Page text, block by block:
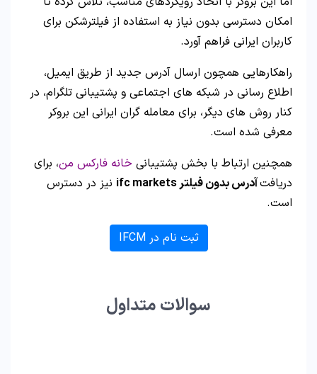
امکان دسترسی بدون نیاز به استفاده از فیلترشکن برای
کاربران ایرانی فراهم آورد.
راهکارهایی همچون ارسال آدرس جدید از طریق ایمیل،
اطلاع رسانی در شبکه های اجتماعی و پشتیبانی تلگرام، در
کنار روش های دیگر، برای معامله گران ایرانی این بروکر
معرفی شده است.
همچنین ارتباط با بخش پشتیبانی خانه فارکس من، برای
دریافتآدرس بدون فیلتر ifc markets
نیز در دسترس
است.
ثبت نام در IFCM
سوالات متداول